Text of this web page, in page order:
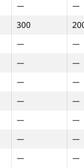
— —
200
— —
— —
— —
— —
— —
— —
— —
—
—
—
—
—
—
—
100
—
— —
200
— —
— —
— —
— —
— —
— —
— —
— —
300
— —
— —
— —
— —
— —
— —
— —
—
—
—
—
—
—
—
—
—
— —
300
— —
— —
— —
— —
— —
— —
— —